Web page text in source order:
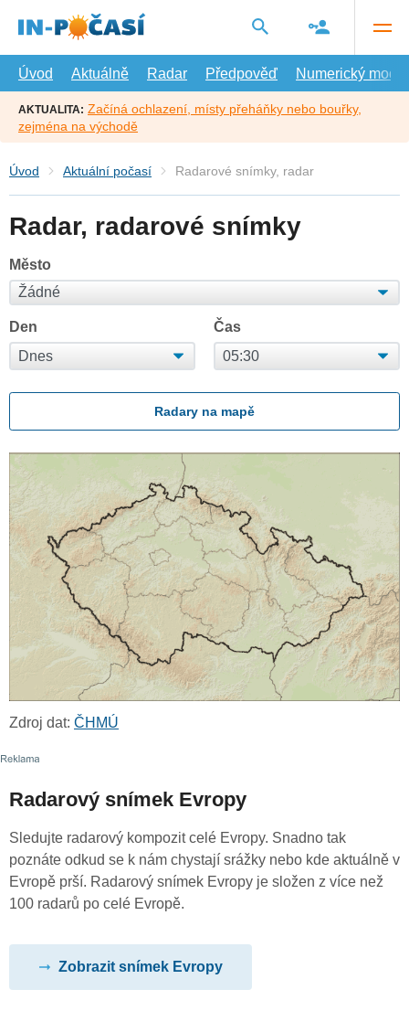
hlavní
Úvod
Aktuálně Radar Předpověď Numerický model
AKTUALITA: Začíná ochlazení, místy přeháňky nebo bouřky,
zejména na východě
Úvod Aktuální počasí Radarové snímky, radar
Radar, radarové snímky
Město
Den Čas
Radary na mapě
Zdroj dat: ČHMÚ
Radarový snímek Evropy
Sledujte radarový kompozit celé Evropy. Snadno tak
poznáte odkud se k nám chystají srážky nebo kde aktuálně v
Evropě prší. Radarový snímek Evropy je složen z více než
100 radarů po celé Evropě.
Zobrazit snímek Evropy